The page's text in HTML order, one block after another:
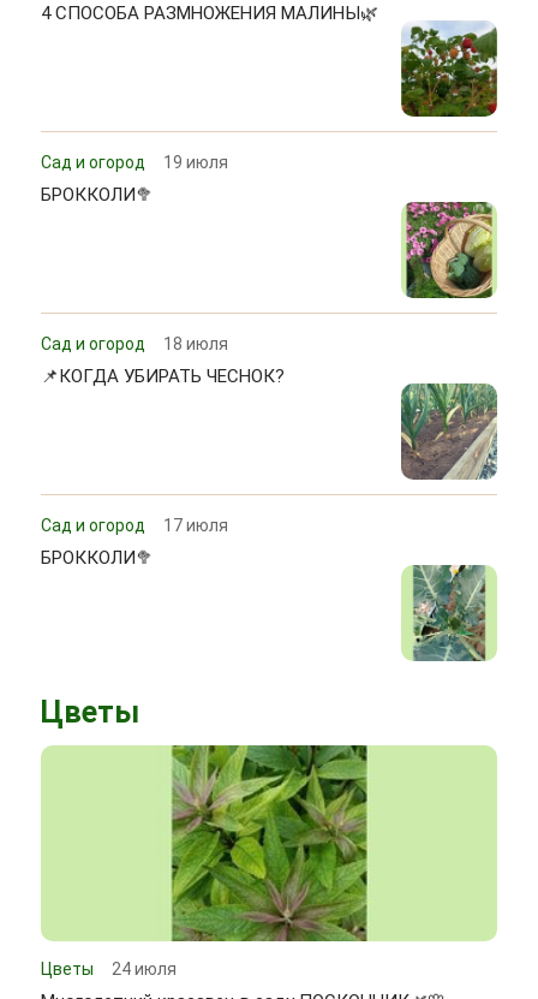
4 СПОСОБА РАЗМНОЖЕНИЯ МАЛИНЫ🌿
Сад и огород 19 июля
БРОККОЛИ🥦
Сад и огород 18 июля
📌КОГДА УБИРАТЬ ЧЕСНОК?
Сад и огород 17 июля
БРОККОЛИ🥦
Цветы
Цветы 24 июля